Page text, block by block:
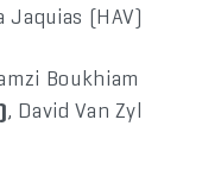
Jaquias (HAV)
Boukhiam
, David Van Zyl